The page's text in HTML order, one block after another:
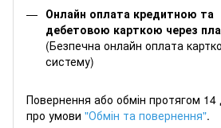
Онлайн оплата кредитною та
дебетовою карткою через
(Безпечна онлайн оплата
систему)
Повернення або обмін протягом 14
про умови "Обмін та повернення".